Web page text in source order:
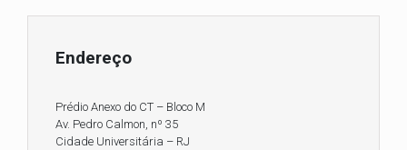
Endereço
Prédio Anexo do CT – Bloco M
Av. Pedro Calmon, nº 35
Cidade Universitária – RJ